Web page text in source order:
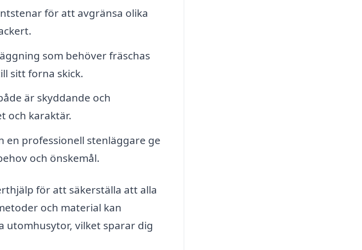
för att avgränsa olika
som behöver fräschas
sitt forna skick.
är skyddande och
och karaktär.
en professionell stenläggare ge
och önskemål.
för att säkerställa att alla
och material kan
utomhusytor, vilket sparar dig